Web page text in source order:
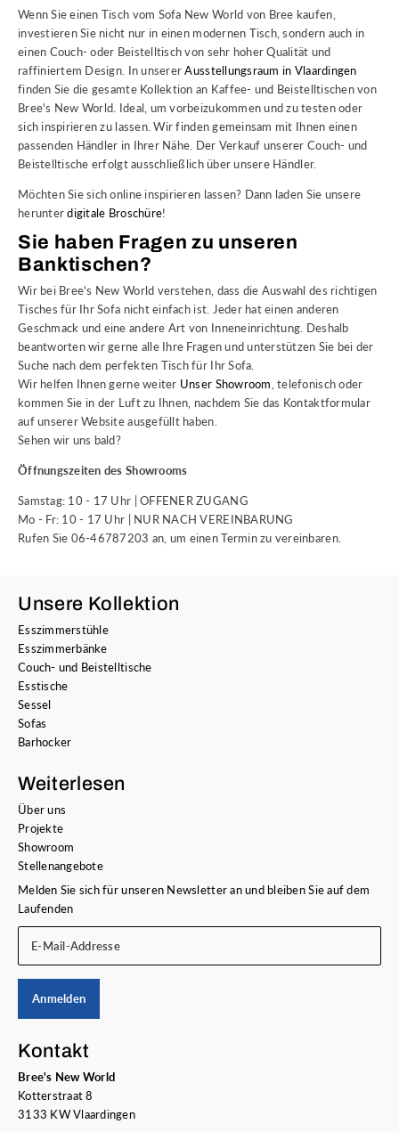
Wenn Sie einen Tisch vom Sofa New World von Bree kaufen,
investieren Sie nicht nur in einen modernen Tisch, sondern auch in
einen Couch- oder Beistelltisch von sehr hoher Qualität und
raffiniertem Design. In unsererAusstellungsraum in Vlaardingen
finden Sie die gesamte Kollektion an Kaffee- und Beistelltischen von
Bree's New World. Ideal, um vorbeizukommen und zu testen oder
sich inspirieren zu lassen. Wir finden gemeinsam mit Ihnen einen
passenden Händler in Ihrer Nähe. Der Verkauf unserer Couch- und
Beistelltische erfolgt ausschließlich über unsere Händler.
Möchten Sie sich online inspirieren lassen? Dann laden Sie unsere
herunterdigitale Broschüre!
Sie haben Fragen zu unseren
Banktischen?
Wir bei Bree's New World verstehen, dass die Auswahl des richtigen
Tisches für Ihr Sofa nicht einfach ist. Jeder hat einen anderen
Geschmack und eine andere Art von Inneneinrichtung. Deshalb
beantworten wir gerne alle Ihre Fragen und unterstützen Sie bei der
Suche nach dem perfekten Tisch für Ihr Sofa.
Wir helfen Ihnen gerne weiter Unser Showroom , telefonisch oder
kommen Sie in der Luft zu Ihnen, nachdem Sie das Kontaktformular
auf unserer Website ausgefüllt haben.
Sehen wir uns bald?
Öffnungszeiten des Showrooms
Samstag: 10 - 17 Uhr | OFFENER ZUGANG
Mo - Fr: 10 - 17 Uhr | NUR NACH VEREINBARUNG
Rufen Sie 06-46787203 an, um einen Termin zu vereinbaren.
Unsere Kollektion
Esszimmerstühle
Esszimmerbänke
Couch- und Beistelltische
Esstische
Sessel
Sofas
Barhocker
Weiterlesen
Über uns
Projekte
Showroom
Stellenangebote
Melden Sie sich für unseren Newsletter an und bleiben Sie auf dem
Laufenden
E-Mail-Addresse
Anmelden
Kontakt
Bree's New World
Kotterstraat 8
3133 KW Vlaardingen